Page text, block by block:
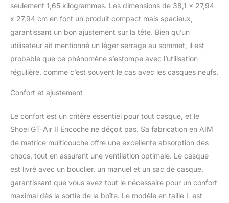
système de pare-soleil
QSV-2, ce casque offre
contre l'éblouissement
du soleil, permettant une
vue claire et dégagée
pendant votre trajet
aérations
d'échappement, le GT-
Air II assure une
excellente circulation de
l'air, vous gardant au
frais et à l'aise pendant
Construction durable et
confortable : la coque
seulement 1,65 kilogrammes. Les dimensions de 38,1 x 27,94
x 27,94 cm en font un produit compact mais spacieux,
garantissant un bon ajustement sur la tête. Bien qu’un
utilisateur ait mentionné un léger serrage au sommet, il est
probable que ce phénomène s’estompe avec l’utilisation
régulière, comme c’est souvent le cas avec les casques neufs.
Confort et ajustement
Le confort est un critère essentiel pour tout casque, et le
Shoei GT-Air II Encoche ne déçoit pas. Sa fabrication en AIM
de matrice multicouche offre une excellente absorption des
chocs, tout en assurant une ventilation optimale. Le casque
est livré avec un bouclier, un manuel et un sac de casque,
garantissant que vous avez tout le nécessaire pour un confort
maximal dès la sortie de la boîte. Le modèle en taille L est